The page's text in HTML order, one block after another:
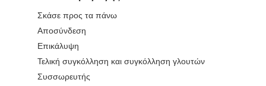
Σκάσε προς τα πάνω
Αποσύνδεση
Επικάλυψη
Τελική συγκόλληση και συγκόλληση γλουτών
Συσσωρευτής